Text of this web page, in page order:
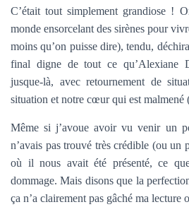
C’était tout simplement grandiose !
monde ensorcelant des sirènes pour
moins qu’on puisse dire), tendu,
final digne de tout ce qu’Alexiane
jusque-là, avec retournement de
situation et notre cœur qui est malmené
Même si j’avoue avoir vu venir un
n’avais pas trouvé très crédible (ou un
où il nous avait été présenté, ce
dommage. Mais disons que la
ça n’a clairement pas gâché ma lecture